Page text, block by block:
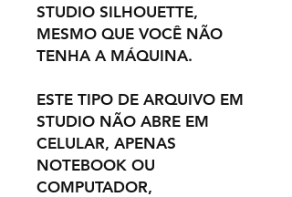
STUDIO SILHOUETTE,
MESMO QUE VOCÊ NÃO
TENHA A MÁQUINA.
ESTE TIPO DE ARQUIVO EM
STUDIO NÃO ABRE EM
CELULAR, APENAS
NOTEBOOK OU
COMPUTADOR,